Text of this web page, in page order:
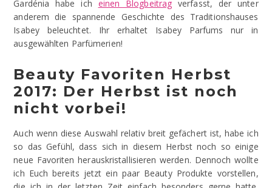
Gardénia habe ich einen Blogbeitrag verfasst, der unter
anderem die spannende Geschichte des Traditionshauses
Isabey beleuchtet. Ihr erhaltet Isabey Parfums nur in
ausgewählten Parfümerien!
Beauty Favoriten Herbst
2017: Der Herbst ist noch
nicht vorbei!
Auch wenn diese Auswahl relativ breit gefächert ist, habe ich
so das Gefühl, dass sich in diesem Herbst noch so einige
neue Favoriten herauskristallisieren werden. Dennoch wollte
ich Euch bereits jetzt ein paar Beauty Produkte vorstellen,